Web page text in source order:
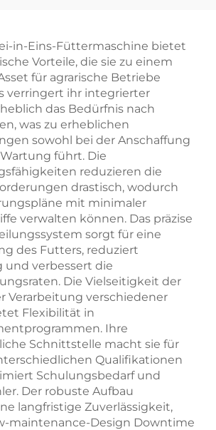
in-Eins-Füttermaschine bietet
Vorteile, die sie zu einem
für agrarische Betriebe
verringert ihr integrierter
das Bedürfnis nach
was zu erheblichen
sowohl bei der Anschaffung
führt. Die
reduzieren die
drastisch, wodurch
mit minimaler
verwalten können. Das präzise
sorgt für eine
des Futters, reduziert
und verbessert die
Die Vielseitigkeit der
Verarbeitung verschiedener
Flexibilität in
Ihre
Schnittstelle macht sie für
Qualifikationen
Schulungsbedarf und
Der robuste Aufbau
langfristige Zuverlässigkeit,
maintenance-Design Downtime